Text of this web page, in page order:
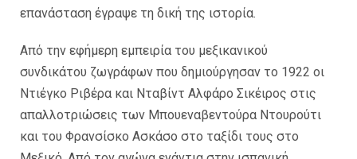
επανάσταση έγραψε τη δική της ιστορία.
Από την εφήμερη εμπειρία του μεξικανικού
συνδικάτου ζωγράφων που δημιούργησαν το 1922 οι
Ντιέγκο Ριβέρα και Νταβίντ Αλφάρο Σικέιρος στις
απαλλοτριώσεις των Μπουεναβεντούρα Ντουρούτι
και του Φρανσίσκο Ασκάσο στο ταξίδι τους στο